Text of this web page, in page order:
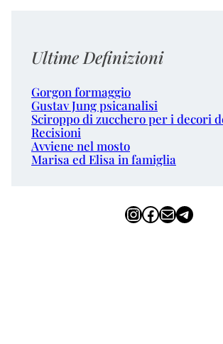
Ultime Definizioni
Gorgon formaggio
Gustav Jung psicanalisi
Sciroppo di zucchero per i decori
Recisioni
Avviene nel mosto
Marisa ed Elisa in famiglia
InstagramFacebook Email Telegram